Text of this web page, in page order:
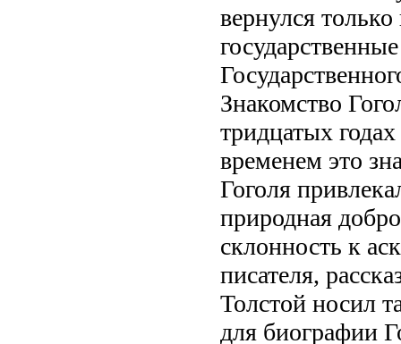
вернулся
Знакомство
тридцатых
временем это
Гоголя
природная
склонность к
писателя,
Толстой носил
для биографии